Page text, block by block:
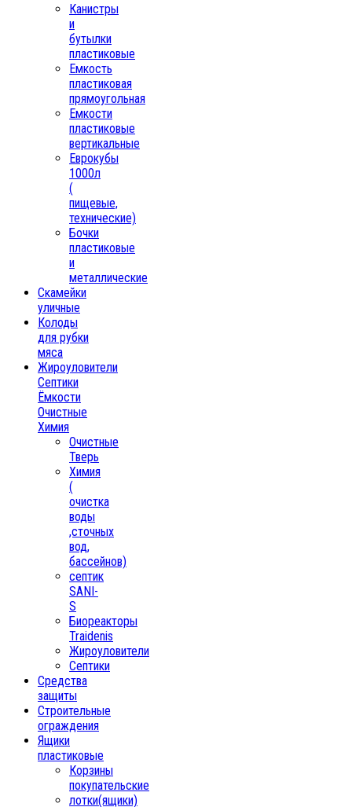
Канистры
и
бутылки
пластиковые
Емкость
пластиковая
прямоугольная
Емкости
пластиковые
вертикальные
Еврокубы
1000л
(
пищевые,
технические)
Бочки
пластиковые
и
металлические
Скамейки
уличные
Колоды
для рубки
мяса
Жироуловители
Септики
Ёмкости
Очистные
Химия
Очистные
Тверь
Химия
(
очистка
воды
,сточных
вод,
бассейнов)
септик
SANI-
S
Биореакторы
Traidenis
Жироуловители
Септики
Средства
защиты
Строительные
ограждения
Ящики
пластиковые
Корзины
покупательские
лотки(ящики)